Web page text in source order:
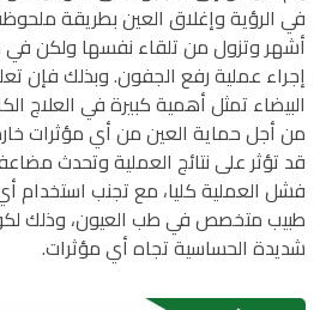
في الرؤية وإغلاق العين بطريقة
أشهر وتزول من تلقاء نفسها ولكن في
إجراء عملية رفع الجفون. وبذلك فإن
البيضاء تمثل أهمية كبيرة في العلاج
من أجل حماية العين من أي مؤثرات
قد تؤثر على نتائج العملية وتحدث
فشل العملية كليا، مع تجنب استخدام
طبيب متخصص في طب العيون، وذلك
شديدة الحساسية تجاه أي مؤثرات.